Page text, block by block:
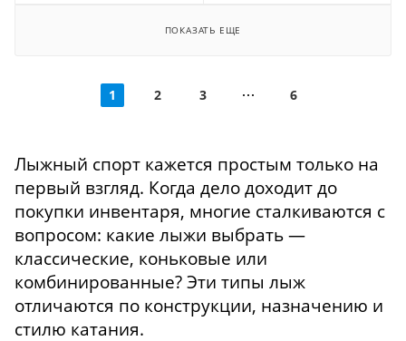
ПОКАЗАТЬ ЕЩЕ
1 2 3 6
Лыжный спорт кажется простым только на
первый взгляд. Когда дело доходит до
покупки инвентаря, многие сталкиваются с
вопросом: какие лыжи выбрать —
классические, коньковые или
комбинированные? Эти типы лыж
отличаются по конструкции, назначению и
стилю катания.